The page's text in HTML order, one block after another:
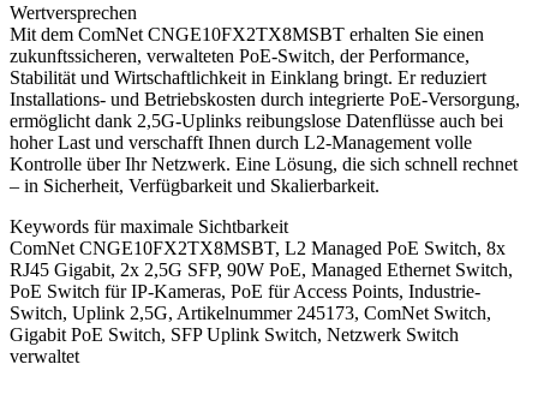
Wertversprechen
Mit dem ComNet CNGE10FX2TX8MSBT erhalten Sie einen
zukunftssicheren, verwalteten PoE-Switch, der Performance,
Stabilität und Wirtschaftlichkeit in Einklang bringt. Er reduziert
Installations- und Betriebskosten durch integrierte PoE-Versorgung,
ermöglicht dank 2,5G-Uplinks reibungslose Datenflüsse auch bei
hoher Last und verschafft Ihnen durch L2-Management volle
Kontrolle über Ihr Netzwerk. Eine Lösung, die sich schnell rechnet
– in Sicherheit, Verfügbarkeit und Skalierbarkeit.
Keywords für maximale Sichtbarkeit
ComNet CNGE10FX2TX8MSBT, L2 Managed PoE Switch, 8x
RJ45 Gigabit, 2x 2,5G SFP, 90W PoE, Managed Ethernet Switch,
PoE Switch für IP-Kameras, PoE für Access Points, Industrie-
Switch, Uplink 2,5G, Artikelnummer 245173, ComNet Switch,
Gigabit PoE Switch, SFP Uplink Switch, Netzwerk Switch
verwaltet